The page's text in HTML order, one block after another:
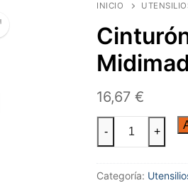
INICIO
16,67 €
- +
Categoría: